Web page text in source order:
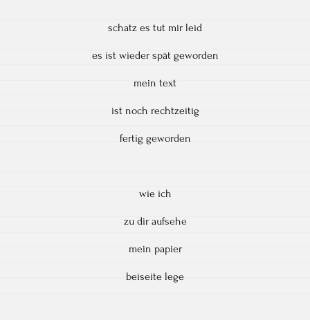
schatz es tut mir leid
es ist wieder spät geworden
mein text
ist noch rechtzeitig
fertig geworden
wie ich
zu dir aufsehe
mein papier
beiseite lege